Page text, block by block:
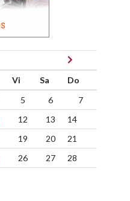
Vi Sa
Do
5 6
7
12 13
14
19 20
21
26 27
28